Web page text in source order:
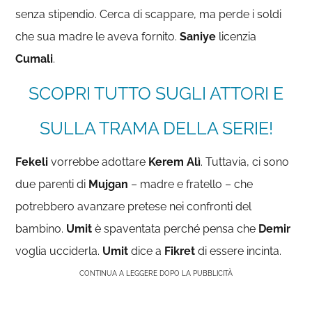
senza stipendio. Cerca di scappare, ma perde i soldi
che sua madre le aveva fornito.Saniye licenzia
Cumali.
SCOPRI TUTTO SUGLI ATTORI E
SULLA TRAMA DELLA SERIE!
Fekeli vorrebbe adottare Kerem Alì. Tuttavia, ci sono
due parenti di Mujgan – madre e fratello – che
potrebbero avanzare pretese nei confronti del
bambino. Umit è spaventata perché pensa che Demir
voglia ucciderla. Umit dice a Fikret di essere incinta.
CONTINUA A LEGGERE DOPO LA PUBBLICITÀ